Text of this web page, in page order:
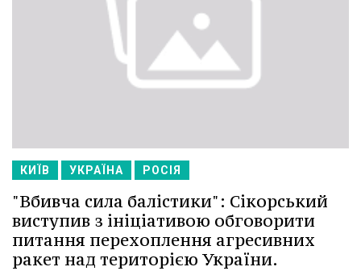
КИЇВ УКРАЇНА РОСІЯ
"Вбивча сила балістики": Сікорський
виступив з ініціативою обговорити
питання перехоплення агресивних
ракет над територією України.